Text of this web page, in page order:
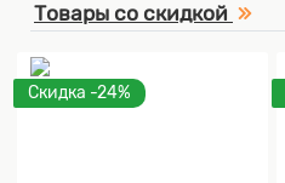
Товары со скидкой
Скидка -24%